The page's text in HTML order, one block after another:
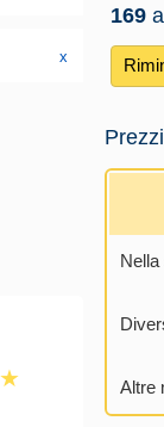
х
169
Altre